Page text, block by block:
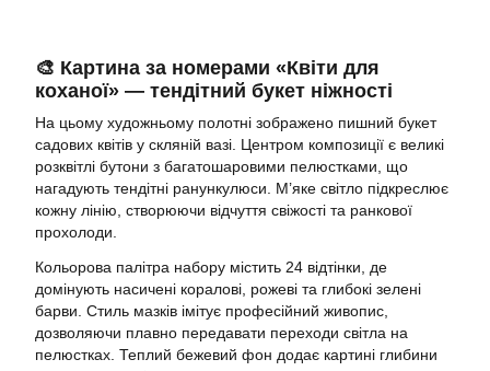
🎨 Картина за номерами «Квіти для
коханої» — тендітний букет ніжності
На цьому художньому полотні зображено пишний букет
садових квітів у скляній вазі. Центром композиції є великі
розквітлі бутони з багатошаровими пелюстками, що
нагадують тендітні ранункулюси. М’яке світло підкреслює
кожну лінію, створюючи відчуття свіжості та ранкової
прохолоди.
Кольорова палітра набору містить 24 відтінки, де
домінують насичені коралові, рожеві та глибокі зелені
барви. Стиль мазків імітує професійний живопис,
дозволяючи плавно передавати переходи світла на
пелюстках. Теплий бежевий фон додає картині глибини